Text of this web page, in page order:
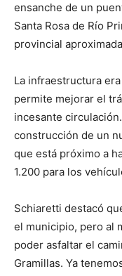
ensanche de un
Santa Rosa de Río
provincial
La infraestructura
permite mejorar el
incesante
construcción de un
que está próximo a
1.200 para los
Schiaretti destacó
el municipio, pero al
poder asfaltar el
Gramillas. Ya